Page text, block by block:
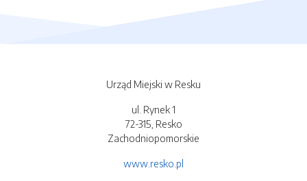
Urząd Miejski w Resku
ul. Rynek 1
72-315, Resko
Zachodniopomorskie
www.resko.pl